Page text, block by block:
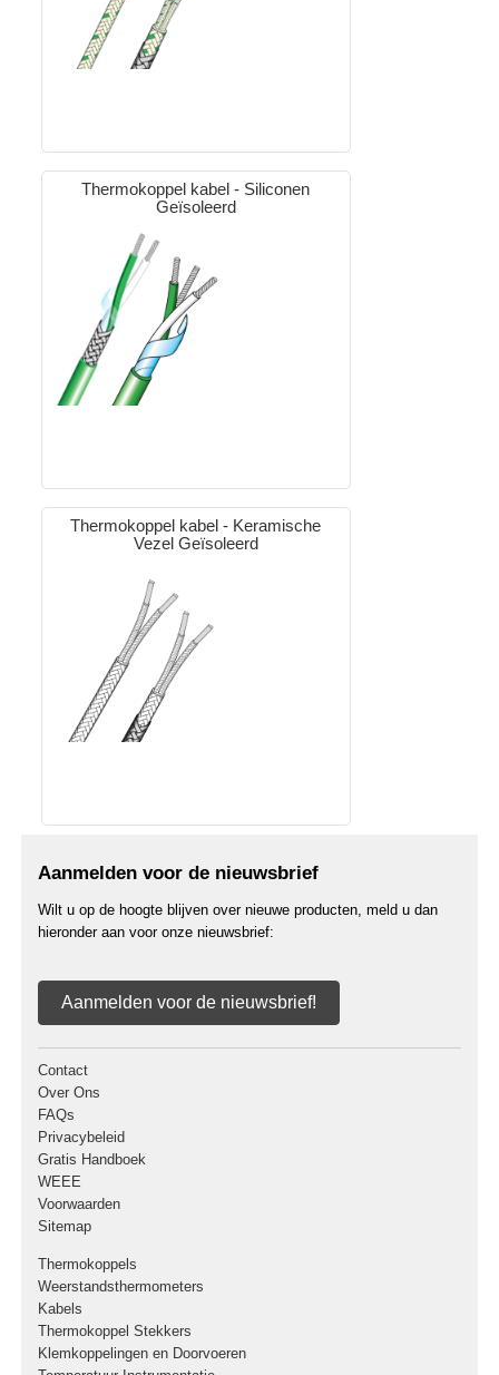
Thermokoppel kabel - Siliconen
Geïsoleerd
Thermokoppel kabel - Keramische
Vezel Geïsoleerd
Aanmelden voor de nieuwsbrief
Wilt u op de hoogte blijven over nieuwe producten, meld u dan
hieronder aan voor onze nieuwsbrief:
Aanmelden voor de nieuwsbrief!
Contact
Over Ons
FAQs
Privacybeleid
Gratis Handboek
WEEE
Voorwaarden
Sitemap
Thermokoppels
Weerstandsthermometers
Kabels
Thermokoppel Stekkers
Klemkoppelingen en Doorvoeren